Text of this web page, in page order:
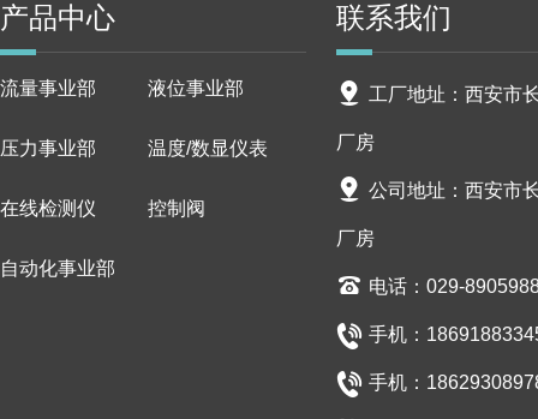
产品中心
流量事业部 液位事业部
压力事业部 温度/数显仪表
在线检测仪 控制阀
自动化事业部
联系我们
工厂地址：西安市
厂房
公司地址：西安市
厂房
电话：029-
手机：
手机：